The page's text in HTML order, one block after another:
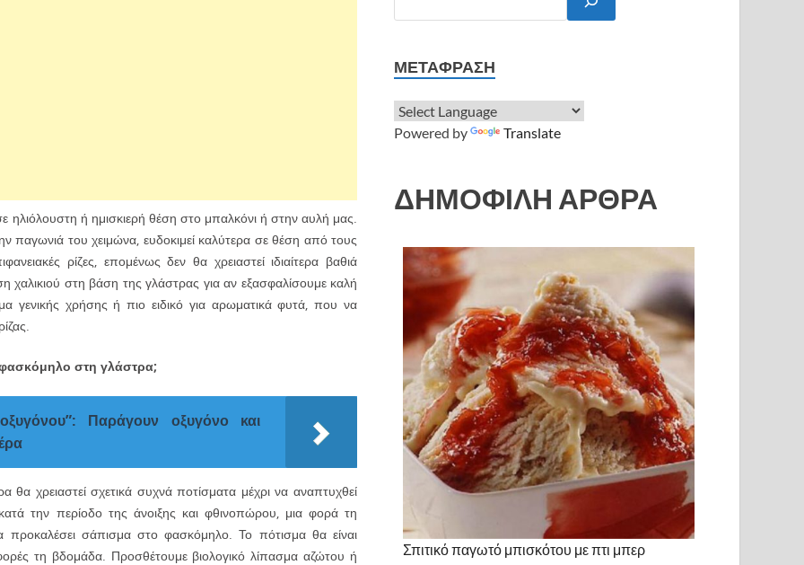
ηλιόλουστη ή ημισκιερή θέση στο μπαλκόνι ή στην αυλή μας.
παγωνιά του χειμώνα, ευδοκιμεί καλύτερα σε θέση από τους
ρίζες, επομένως δεν θα χρειαστεί ιδιαίτερα βαθιά
στη βάση της γλάστρας για αν εξασφαλίσουμε καλή
γενικής χρήσης ή πιο ειδικό για αρωματικά φυτά, που να
φασκόμηλο στη γλάστρα;
Παράγουν οξυγόνο και
χρειαστεί σχετικά συχνά ποτίσματα μέχρι να αναπτυχθεί
την περίοδο της άνοιξης και φθινοπώρου, μια φορά τη
σάπισμα στο φασκόμηλο. Το πότισμα θα είναι
τη βδομάδα. Προσθέτουμε βιολογικό λίπασμα αζώτου ή
ΜΕΤΆΦΡΑΣΗ
Powered by Translate
ΔΗΜΟΦΙΛΗ ΑΡΘΡΑ
Σπιτικό παγωτό μπισκότου με πτι μπερ